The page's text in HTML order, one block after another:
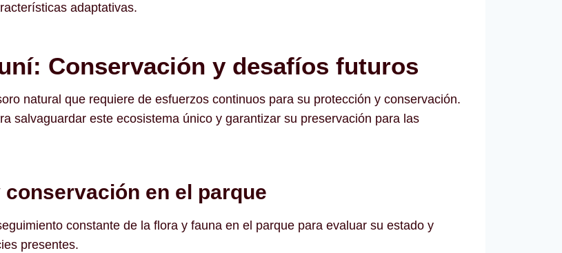
adaptativas.
Conservación y desafíos futuros
natural que requiere de esfuerzos continuos para su protección y conservación.
salvaguardar este ecosistema único y garantizar su preservación para las
en el parque
constante de la flora y fauna en el parque para evaluar su estado y
presentes.